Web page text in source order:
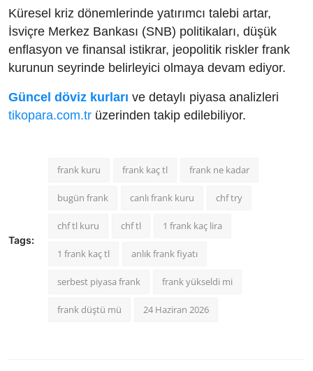
Küresel kriz dönemlerinde yatırımcı talebi artar,
İsviçre Merkez Bankası (SNB) politikaları, düşük
enflasyon ve finansal istikrar, jeopolitik riskler frank
kurunun seyrinde belirleyici olmaya devam ediyor.
Güncel döviz kurları ve detaylı piyasa analizleri
tikopara.com.tr üzerinden takip edilebiliyor.
Tags:
frank kuru frank kaç tl frank ne kadar
bugün frank canlı frank kuru chf try
chf tl kuru chf tl 1 frank kaç lira
1 frank kaç tl anlık frank fiyatı
serbest piyasa frank frank yükseldi mi
frank düştü mü 24 Haziran 2026